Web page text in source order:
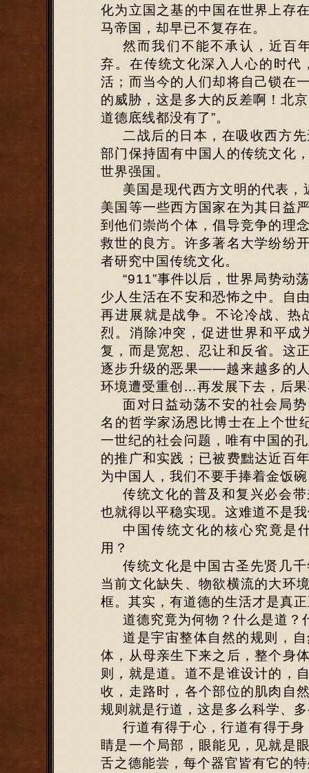
化为立国之基的中国在世界上存
马帝国，却早已不复存在。
然而我们不能不承认，近百
弃。在传统文化深入人心的时
活；而当今的人们却将自己锁在
的威胁，这是多大的反差啊！北
道德底线都没有了”。
二战后的日本，在吸收西方
部门保持固有中国人的传统文化
世界强国。
美国是现代西方文明的代表
美国等一些西方国家在为其日益
到他们崇尚个体，倡导竞争的理
救世的良方。许多著名大学纷纷
者研究中国传统文化。
“911”事件以后，世界局势动
少人生活在不安和恐怖之中。自
再进展就是战争。不论冷战、
烈。消除冲突，促进世界和平
复，而是宽恕、忍让和反省。这
逐步升级的恶果——越来越多的
环境遭受重创…再发展下去，后
面对日益动荡不安的社会局
名的哲学家汤恩比博士在上个世
一世纪的社会问题，唯有中国的
的推广和实践；已被费黜达近百
为中国人，我们不要手捧着金饭
传统文化的普及和复兴必会
也就得以平稳实现。这难道不是
中国传统文化的核心究竟是
用？
传统文化是中国古圣先贤几
当前文化缺失、物欲横流的大环
框。其实，有道德的生活才是真
道德究竟为何物？什么是道？
道是宇宙整体自然的规则，
体，从母亲生下来之后，整个身
则，就是道。道不是谁设计的，
收，走路时，各个部位的肌肉自
规则就是行道，这是多么科学、
行道有得于心，行道有得于
睛是一个局部，眼能见，见就是
舌之德能尝，每个器官皆有它的